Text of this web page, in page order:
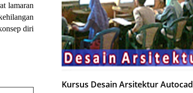
lamaran
diri
Kursus Desain Arsitektur Autocad